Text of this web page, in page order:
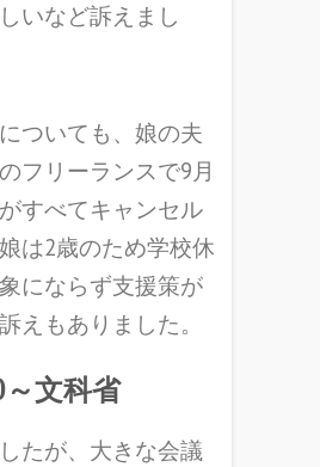
いなど訴えまし
ついても、娘の夫
フリーランスで9月
すべてキャンセル
は2歳のため学校休
にならず支援策が
えもありました。
～文科省
たが、大きな会議